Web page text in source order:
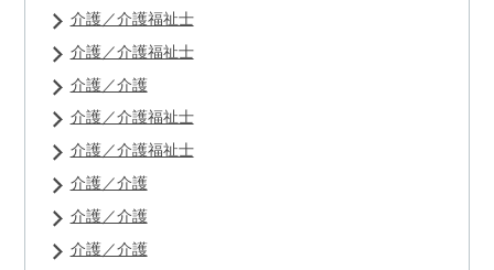
介護／介護福祉士
介護／介護福祉士
介護／介護
介護／介護福祉士
介護／介護福祉士
介護／介護
介護／介護
介護／介護